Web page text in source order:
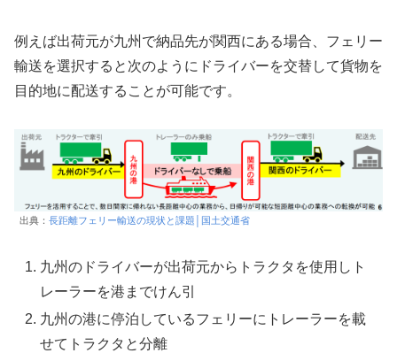
例えば出荷元が九州で納品先が関西にある場合、フェリー
輸送を選択すると次のようにドライバーを交替して貨物を
目的地に配送することが可能です。
出典： 長距離フェリー輸送の現状と課題│国土交通省
九州のドライバーが出荷元からトラクタを使用しト
レーラーを港までけん引
九州の港に停泊しているフェリーにトレーラーを載
せてトラクタと分離